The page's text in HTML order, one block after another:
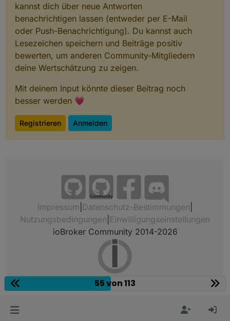
kannst dich über neue Antworten
benachrichtigen lassen (entweder per E-Mail
oder Push-Benachrichtigung). Du kannst auch
Lesezeichen speichern und Beiträge positiv
bewerten, um anderen Community-Mitgliedern
deine Wertschätzung zu zeigen.
Mit deinem Input könnte dieser Beitrag noch
besser werden 💗
Registrieren Anmelden
Community
Impressum Datenschutz-Bestimmungen
Nutzungsbedingungen Einwilligungseinstellungen
ioBroker Community 2014-2026
55 von 113